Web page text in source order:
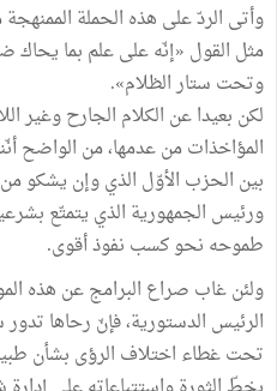
وأتى الردّ على هذه الحملة
مثل القول «إنّه على علم بما يحاك
وتحت ستار الظلام».
لكن بعيدا عن الكلام الجارح
المؤاخذات من عدمها، من الواضح
بين الحزب الأوّل الذي وإن يشكو
ورئيس الجمهورية الذي يتمتّع
طموحه نحو كسب نفوذ أقوى.
ولئن غاب صراع البرامج عن هذه
الرئيس الدستورية، فإنّ رحاها
تحت غطاء اختلاف الرؤى بشأن